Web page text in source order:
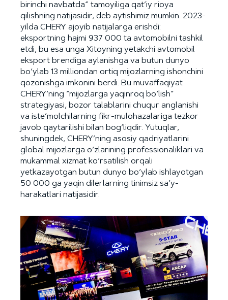
birinchi navbatda” tamoyiliga qat’iy rioya
qilishning natijasidir, deb aytishimiz mumkin. 2023-
yilda CHERY ajoyib natijalarga erishdi:
eksportning hajmi 937 000 ta avtomobilni tashkil
etdi, bu esa unga Xitoyning yetakchi avtomobil
eksport brendiga aylanishga va butun dunyo
bo‘ylab 13 milliondan ortiq mijozlarning ishonchini
qozonishga imkonini berdi. Bu muvaffaqiyat
CHERY’ning “mijozlarga yaqinroq bo‘lish”
strategiyasi, bozor talablarini chuqur anglanishi
va iste’molchilarning fikr-mulohazalariga tezkor
javob qaytarilishi bilan bog‘liqdir. Yutuqlar,
shuningdek, CHERY’ning asosiy qadriyatlarini
global mijozlarga o‘zlarining professionaliklari va
mukammal xizmat ko‘rsatilish orqali
yetkazayotgan butun dunyo bo‘ylab ishlayotgan
50 000 ga yaqin dilerlarning tinimsiz sa’y-
harakatlari natijasidir.